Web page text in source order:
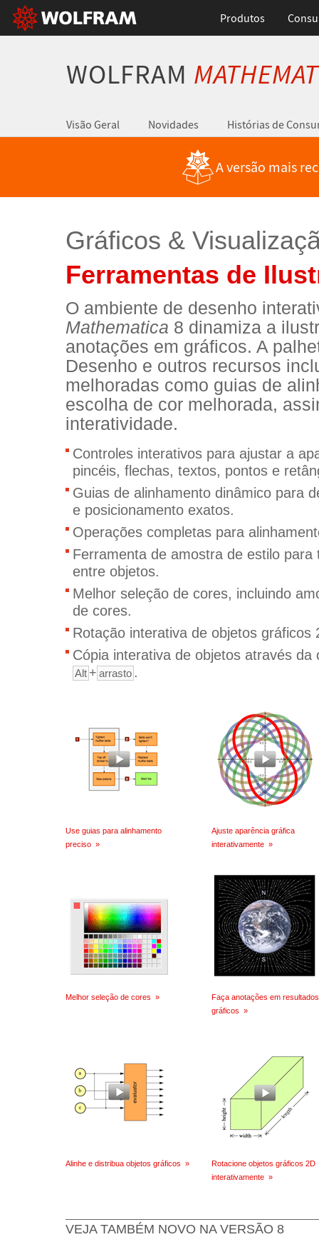
Produtos
WOLFRAM
Visão Geral Novidades Histórias de
A versão mais
Gráficos &
Ferramentas de
O ambiente de desenho
Mathematica 8 dinamiza a
anotações em gráficos. A
Desenho e outros recursos
melhoradas como guias de
escolha de cor melhorada,
interatividade.
Controles interativos para ajustar a
pincéis, flechas, textos, pontos e
Guias de alinhamento dinâmico para
e posicionamento exatos.
Operações completas para
Ferramenta de amostra de estilo
entre objetos.
Melhor seleção de cores, incluindo
de cores.
Rotação interativa de objetos gráficos
Cópia interativa de objetos através da
Alt + arrasto .
Use guias para alinhamento
preciso »
Ajuste aparência gráfica
interativamente »
Melhor seleção de cores »
Faça anotações em resultados
gráficos »
Alinhe e distribua objetos gráficos »
Rotacione objetos gráficos 2D
interativamente »
VEJA TAMBÉM NOVO NA VERSÃO 8